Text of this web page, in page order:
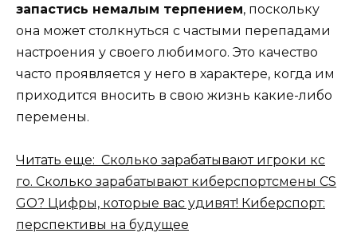
запастись немалым терпением, поскольку
она может столкнуться с частыми перепадами
настроения у своего любимого. Это качество
часто проявляется у него в характере, когда им
приходится вносить в свою жизнь какие-либо
перемены.
Читать еще: Сколько зарабатывают игроки кс
го. Сколько зарабатывают киберспортсмены CS
GO? Цифры, которые вас удивят! Киберспорт:
перспективы на будущее